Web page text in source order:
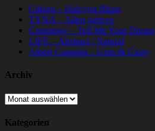
Citizen – Halcyon Blues
TYNA – Allen geht es
Ceremony – Tell Me Your Dream
LIFE – Abstract / Natural
Albert Castiglia – Grits & Glory
Archiv
Archiv
Kategorien